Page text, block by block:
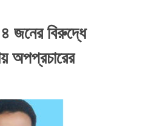
জনের বিরুদ্ধে
অপপ্রচারের